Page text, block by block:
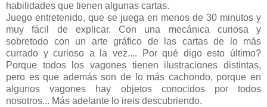
habilidades que tienen algunas cartas.
Juego entretenido, que se juega en menos de 30 minutos y
muy fácil de explicar. Con una mecánica curiosa y
sobretodo con un arte gráfico de las cartas de lo más
currado y curioso a la vez.... Por qué digo esto último?
Porque todos los vagones tienen ilustraciones distintas,
pero es que además son de lo más cachondo, porque en
algunos vagones hay objetos conocidos por todos
nosotros... Más adelante lo ireis descubriendo.